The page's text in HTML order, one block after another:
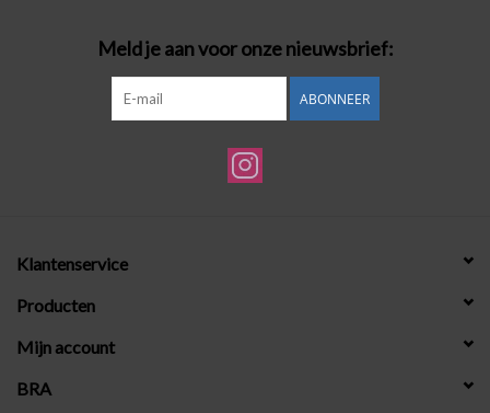
Meld je aan voor onze nieuwsbrief:
ABONNEER
Klantenservice
Producten
Mijn account
BRA